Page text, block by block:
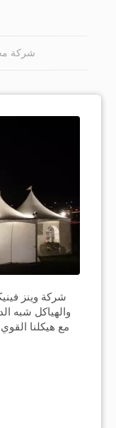
شركة
شركة وينز
والهياكل شبه
مع هيكلنا